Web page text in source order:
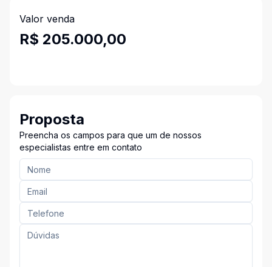
Valor venda
R$ 205.000,00
Proposta
Preencha os campos para que um de nossos
especialistas entre em contato